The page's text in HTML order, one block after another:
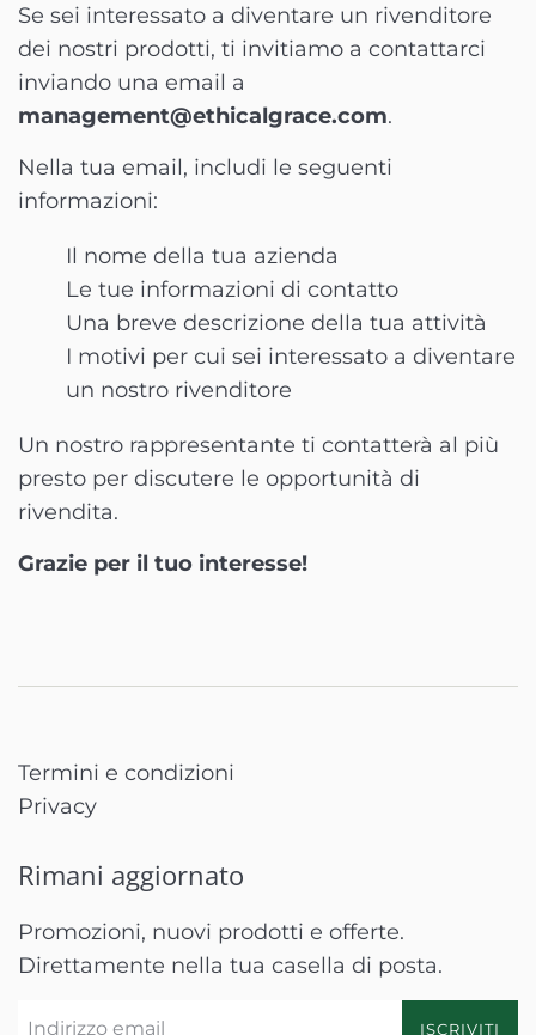
Se sei interessato a diventare un rivenditore
dei nostri prodotti, ti invitiamo a contattarci
inviando una email a
management@ethicalgrace.com.
Nella tua email, includi le seguenti
informazioni:
Il nome della tua azienda
Le tue informazioni di contatto
Una breve descrizione della tua attività
I motivi per cui sei interessato a diventare
un nostro rivenditore
Un nostro rappresentante ti contatterà al più
presto per discutere le opportunità di
rivendita.
Grazie per il tuo interesse!
Termini e condizioni
Privacy
Rimani aggiornato
Promozioni, nuovi prodotti e offerte.
Direttamente nella tua casella di posta.
ISCRIVITI